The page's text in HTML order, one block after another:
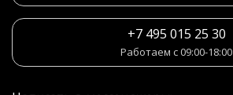
+7 495 015 25 30
Работаем с 09:00-18:00